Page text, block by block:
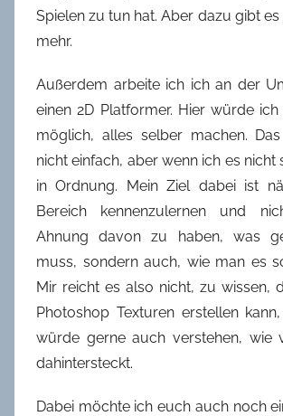
Spielen zu tun hat. Aber dazu gibt
mehr.
Außerdem arbeite ich ich an der
einen 2D Platformer. Hier würde
möglich, alles selber machen.
nicht einfach, aber wenn ich es nicht
in Ordnung. Mein Ziel dabei ist
Bereich kennenzulernen und
Ahnung davon zu haben, was
muss, sondern auch, wie man es
Mir reicht es also nicht, zu wissen,
Photoshop Texturen erstellen
würde gerne auch verstehen, wie
dahintersteckt.
Dabei möchte ich euch auch noch